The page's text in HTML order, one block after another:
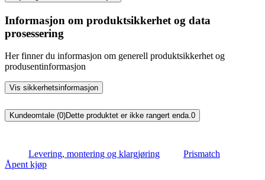
Informasjon om produktsikkerhet og data
prosessering
Her finner du informasjon om generell produktsikkerhet og
produsentinformasjon
Vis sikkerhetsinformasjon
Kundeomtale (0)Dette produktet er ikke rangert enda.0
Levering, montering og klargjøring
Prismatch
Åpent kjøp